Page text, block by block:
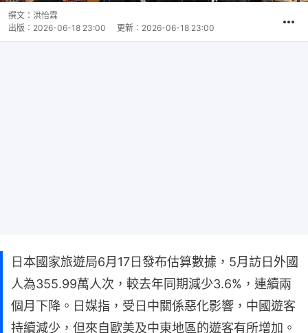
撰文： 洪怡霖
出版： 2026-06-18 23:00 更新： 2026-06-18 23:00
日本國家旅遊局6月17日發布估算數據，5月訪日外國
人為355.99萬人次，較去年同期減少3.6%，連續兩
個月下降。日媒指，受日中關係惡化影響，中國遊客
持續減少，但來自歐美及中東地區的遊客有所增加。